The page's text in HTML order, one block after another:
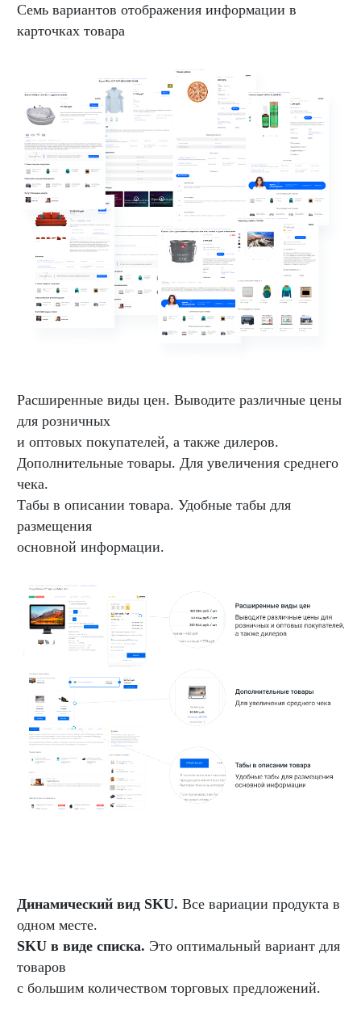
Семь вариантов отображения информации в
карточках товара
Расширенные виды цен. Выводите различные цены
для розничных
и оптовых покупателей, а также дилеров.
Дополнительные товары. Для увеличения среднего
чека.
Табы в описании товара. Удобные табы для
размещения
основной информации.
Динамический вид SKU. Все вариации продукта в
одном месте.
SKU в виде списка. Это оптимальный вариант для
товаров
с большим количеством торговых предложений.